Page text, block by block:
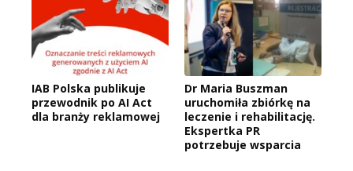
IAB Polska publikuje
przewodnik po AI Act
dla branży reklamowej
Dr Maria Buszman
uruchomiła zbiórkę na
leczenie i rehabilitację.
Ekspertka PR
potrzebuje wsparcia